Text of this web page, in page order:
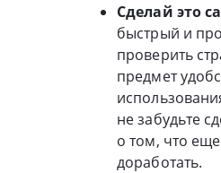
Сделай это
быстрый и
проверить
предмет
не забудьте
о том, что
доработать.